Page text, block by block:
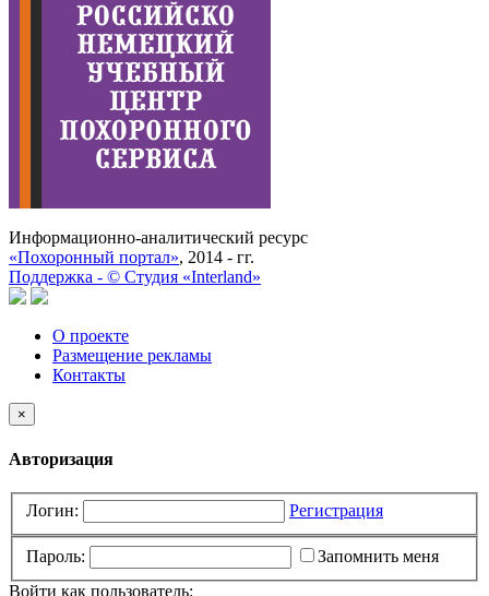
Информационно-аналитический ресурс
«Похоронный портал», 2014 - гг.
Поддержка - © Cтудия «Interland»
О проекте
Размещение рекламы
Контакты
×
Авторизация
Логин: Регистрация
Пароль:
Запомнить меня
Войти как пользователь: